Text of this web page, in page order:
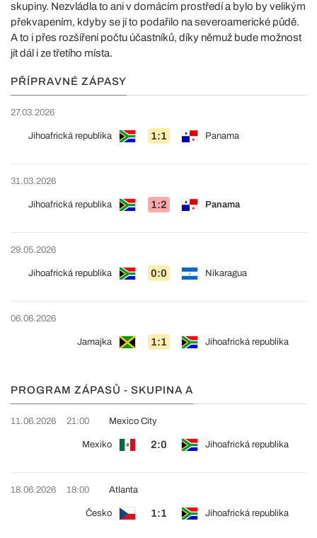
skupiny. Nezvládla to ani v domácím prostředí a bylo by velikým
překvapením, kdyby se jí to podařilo na severoamerické půdě.
A to i přes rozšíření počtu účastníků, díky němuž bude možnost
jít dál i ze třetího místa.
PŘÍPRAVNÉ ZÁPASY
27.03.2026
Jihoafrická republika 1:1 Panama
31.03.2026
Jihoafrická republika 1:2 Panama
29.05.2026
Jihoafrická republika 0:0 Nikaragua
06.06.2026
Jamajka 1:1 Jihoafrická republika
PROGRAM ZÁPASŮ - SKUPINA A
11.06.2026 21:00
Mexiko 2:0 Jihoafrická republika
Mexico City
18.06.2026 18:00
Česko 1:1 Jihoafrická republika
Atlanta